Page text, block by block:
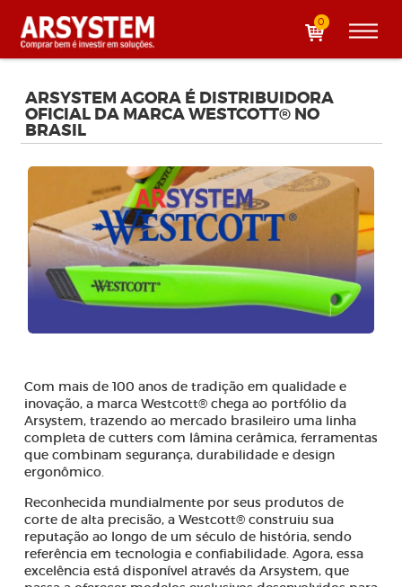
0
ARSYSTEM AGORA É DISTRIBUIDORA
OFICIAL DA MARCA WESTCOTT® NO
BRASIL
Com mais de 100 anos de tradição em qualidade e
inovação, a marca Westcott® chega ao portfólio da
Arsystem, trazendo ao mercado brasileiro uma linha
completa de cutters com lâmina cerâmica, ferramentas
que combinam segurança, durabilidade e design
ergonômico.
Reconhecida mundialmente por seus produtos de
corte de alta precisão, a Westcott® construiu sua
reputação ao longo de um século de história, sendo
referência em tecnologia e confiabilidade. Agora, essa
excelência está disponível através da Arsystem, que